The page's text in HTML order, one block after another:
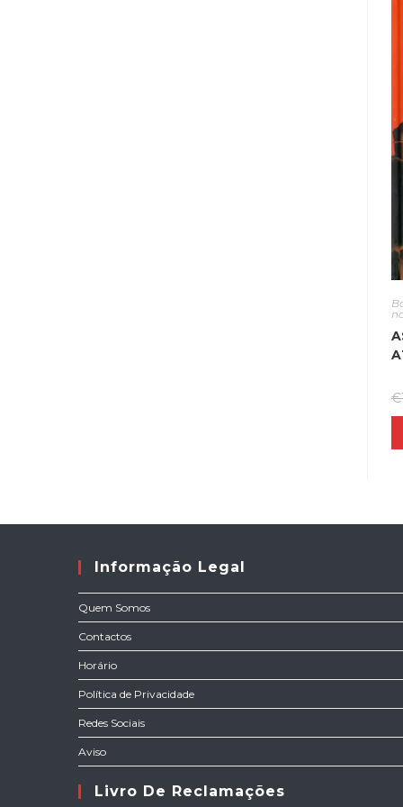
€
Informação Legal
Quem Somos
Contactos
Horário
Política de Privacidade
Redes Sociais
Aviso
Livro De Reclamações